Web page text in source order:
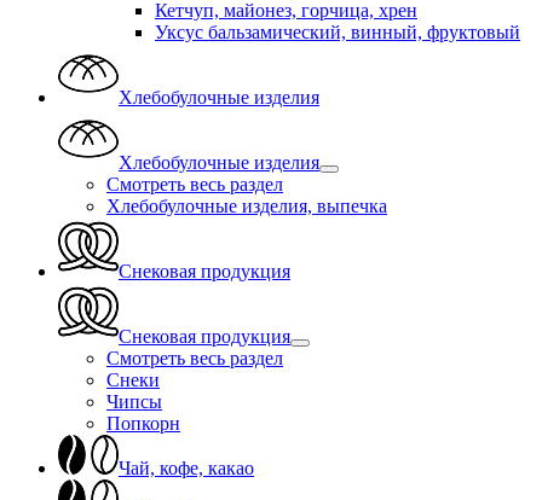
Кетчуп, майонез, горчица, хрен
Уксус бальзамический, винный, фруктовый
Хлебобулочные изделия
Хлебобулочные изделия
Смотреть весь раздел
Хлебобулочные изделия, выпечка
Снековая продукция
Снековая продукция
Смотреть весь раздел
Снеки
Чипсы
Попкорн
Чай, кофе, какао